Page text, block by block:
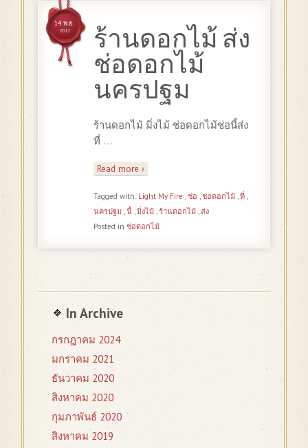
ร้านดอกไม้ ส่ง
ช่อดอกไม้
นครปฐม
14 พ.ย.
2012
ร้านดอกไม้ มิ่งไม้ ช่อดอกไม้ช่อนี้ส่ง
ที่ …
Read more ›
Tagged with: Light My Fire ,ช่อ ,ช่อดอกไม้ ,ที่ ,
นครปฐม ,นี้ ,มิ่งไม้ ,ร้านดอกไม้ ,ส่ง
Posted in ช่อดอกไม้
In Archive
กรกฎาคม 2024
มกราคม 2021
ธันวาคม 2020
สิงหาคม 2020
กุมภาพันธ์ 2020
สิงหาคม 2019